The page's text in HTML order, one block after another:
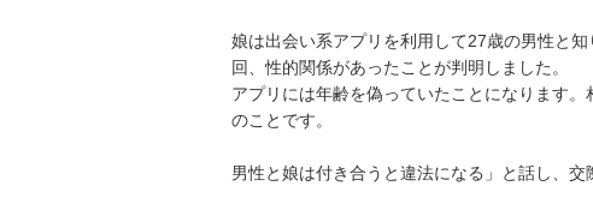
娘は出会い系アプリを利用して27歳の男性と
回、性的関係があったことが判明しました。
アプリには年齢を偽っていたことになります
のことです。
男性と娘は付き合うと違法になる」と話し、